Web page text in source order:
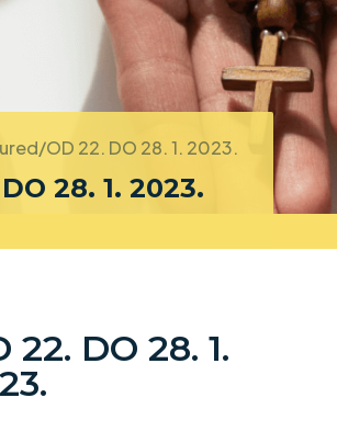
OD 22. DO 28. 1. 2023.
28. 1. 2023.
22. DO 28. 1.